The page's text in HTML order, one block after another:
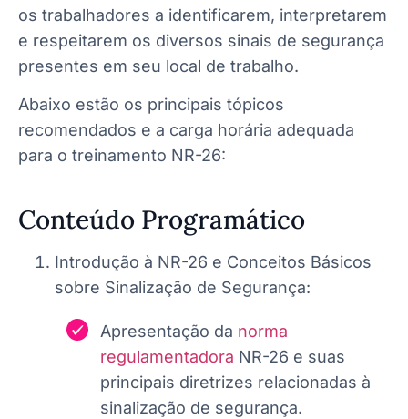
os trabalhadores a identificarem, interpretarem
e respeitarem os diversos sinais de segurança
presentes em seu local de trabalho.
Abaixo estão os principais tópicos
recomendados e a carga horária adequada
para o treinamento NR-26:
Conteúdo Programático
Introdução à NR-26 e Conceitos Básicos
sobre Sinalização de Segurança:
Apresentação da norma
regulamentadora NR-26 e suas
principais diretrizes relacionadas à
sinalização de segurança.